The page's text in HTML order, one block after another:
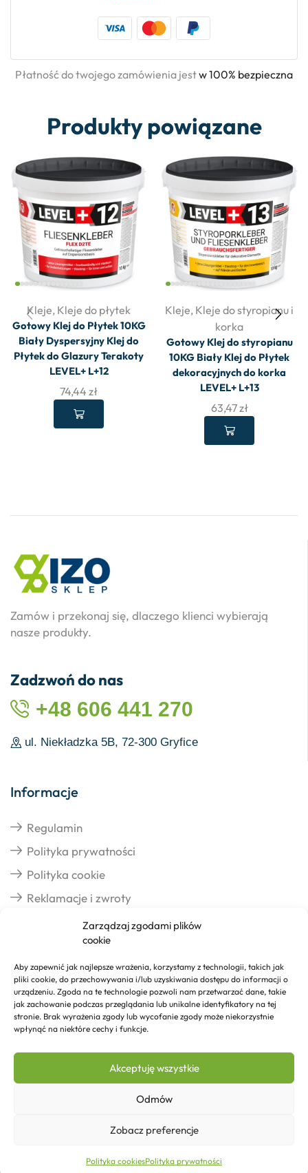
Zarządzaj zgodami plików
cookie
Aby zapewnić jak najlepsze wrażenia, korzystamy z technologii, takich jak
pliki cookie, do przechowywania i/lub uzyskiwania dostępu do informacji o
urządzeniu. Zgoda na te technologie pozwoli nam przetwarzać dane, takie
jak zachowanie podczas przeglądania lub unikalne identyfikatory na tej
stronie. Brak wyrażenia zgody lub wycofanie zgody może niekorzystnie
wpłynąć na niektóre cechy i funkcje.
Akceptuję wszystkie
Odmów
Zobacz preferencje
Polityka cookiesPolityka prywatności
Płatność do twojego zamówienia jestw 100% bezpieczna
Produkty powiązane
Kleje, Kleje do płytek
Gotowy Klej do Płytek 10KG
Biały Dyspersyjny Klej do
Płytek do Glazury Terakoty
LEVEL+ L+12
74,44 zł
Kleje, Kleje do styropianu i
korka
Gotowy Klej do styropianu
10KG Biały Klej do Płytek
dekoracyjnych do korka
LEVEL+ L+13
63,47zł
Sklep Kontakt
Zamów i przekonaj się, dlaczego klienci wybierają
nasze produkty.
Zadzwoń do nas
+48 606 441 270
ul. Niekładzka 5B, 72-300 Gryfice
Informacje
Regulamin
Polityka prywatności
Polityka cookie
Reklamacje i zwroty
Realizacja zamówień
Formy płatności
Kontakt
Copyright © 2026 Izosklep.pl